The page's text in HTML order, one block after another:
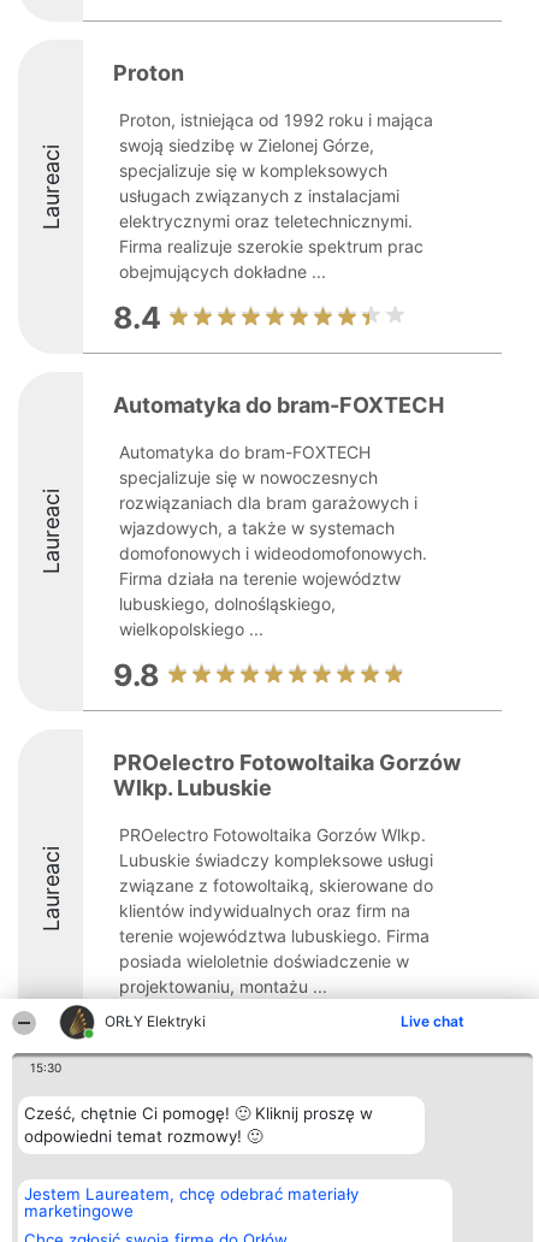
ORŁY Elektryki Live chat
15:30
Cześć, chętnie Ci pomogę! 🙂 Kliknij proszę w
odpowiedni temat rozmowy! 🙂
Jestem Laureatem, chcę odebrać materiały
marketingowe
Laureaci
Proton
Proton, istniejąca od 1992 roku i mająca
swoją siedzibę w Zielonej Górze,
specjalizuje się w kompleksowych
usługach związanych z instalacjami
elektrycznymi oraz teletechnicznymi.
Firma realizuje szerokie spektrum prac
obejmujących dokładne ...
8.4
Laureaci
Automatyka do bram-FOXTECH
Automatyka do bram-FOXTECH
specjalizuje się w nowoczesnych
rozwiązaniach dla bram garażowych i
wjazdowych, a także w systemach
domofonowych i wideodomofonowych.
Firma działa na terenie województw
lubuskiego, dolnośląskiego,
wielkopolskiego ...
9.8
Laureaci
PROelectro Fotowoltaika Gorzów
Wlkp. Lubuskie
PROelectro Fotowoltaika Gorzów Wlkp.
Lubuskie świadczy kompleksowe usługi
związane z fotowoltaiką, skierowane do
klientów indywidualnych oraz firm na
terenie województwa lubuskiego. Firma
posiada wieloletnie doświadczenie w
projektowaniu, montażu ...
9.1
Organizator plebiscytu
Bright Side Solutions sp. z o.
o. sp. k.
Wrocław 50-079
KRS 0000749100 | Regon
381313360 | NIP 8943132676
Plebiscyt
Laureaci
Lista
Laureatów
Zasady
Kontakt